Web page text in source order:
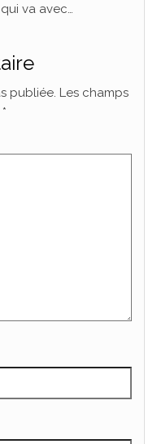
va avec…
publiée. Les champs
*